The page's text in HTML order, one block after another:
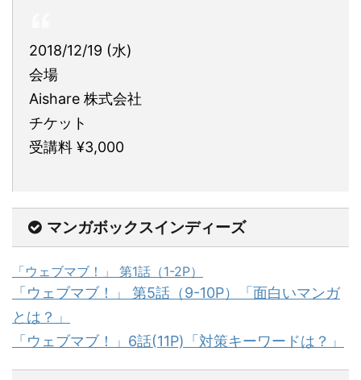
2018/12/19 (水)
会場
Aishare 株式会社
チケット
受講料 ¥3,000
マンガボックスインディーズ
「ウェブマブ！」 第1話（1-2P）
「ウェブマブ！」 第5話（9-10P）「面白いマンガ
とは？」
「ウェブマブ！」6話(11P)「対策キーワードは？」